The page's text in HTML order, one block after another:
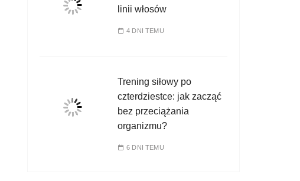
linii włosów
4 DNI TEMU
Trening siłowy po
czterdziestce: jak zacząć
bez przeciążania
organizmu?
6 DNI TEMU